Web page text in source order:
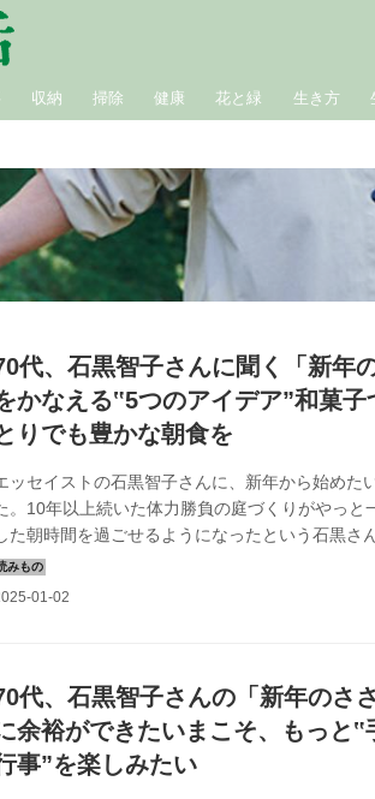
収納 掃除 健康 花と緑 生き方
代、石黒智子さんに聞く「新年
かなえる‟5つのアイデア”和菓
りでも豊かな朝食を
ッセイストの石黒智子さんに、新年から始めた
。10年以上続いた体力勝負の庭づくりがやっと
た朝時間を過ごせるようになったという石黒さ
ことや、目標を叶えるための暮らしのアイデア
』2024年2月号掲載）
代、石黒智子さんの「新年のさ
余裕ができたいまこそ、もっと‟
事”を楽しみたい